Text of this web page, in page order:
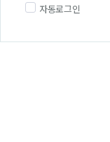
자동로그인